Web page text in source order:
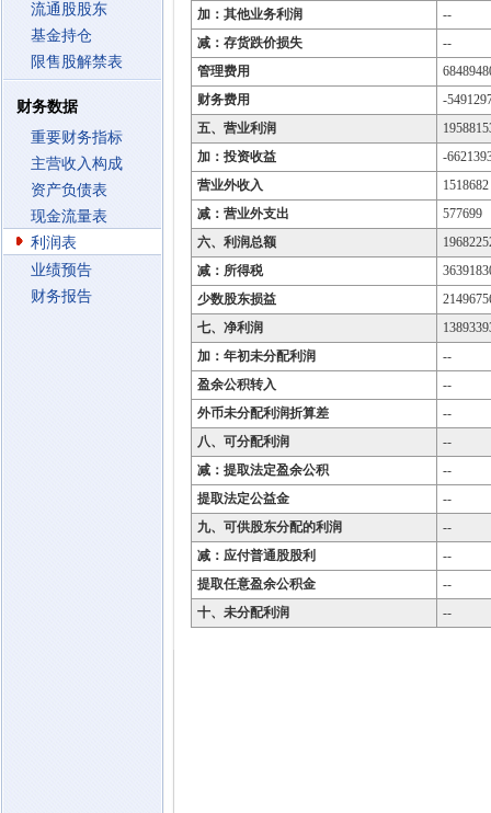
流通股股东
基金持仓
限售股解禁表
财务数据
重要财务指标
主营收入构成
资产负债表
现金流量表
利润表
业绩预告
财务报告
加：其他业务利润
--
减：存货跌价损失
--
管理费用
财务费用
-
五、营业利润
加：投资收益
-
营业外收入
1518682
减：营业外支出
577699
六、利润总额
减：所得税
少数股东损益
七、净利润
加：年初未分配利润
--
盈余公积转入
--
外币未分配利润折算差
--
八、可分配利润
--
减：提取法定盈余公积
--
提取法定公益金
--
九、可供股东分配的利润
--
减：应付普通股股利
--
提取任意盈余公积金
--
十、未分配利润
--